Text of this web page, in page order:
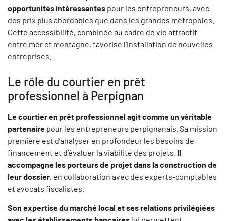
opportunités intéressantes pour les entrepreneurs, avec
des prix plus abordables que dans les grandes métropoles.
Cette accessibilité, combinée au cadre de vie attractif
entre mer et montagne, favorise l’installation de nouvelles
entreprises.
Le rôle du courtier en prêt
professionnel à Perpignan
Le courtier en prêt professionnel agit comme un véritable
partenaire pour les entrepreneurs perpignanais. Sa mission
première est d’analyser en profondeur les besoins de
financement et d’évaluer la viabilité des projets. Il
accompagne les porteurs de projet dans la construction de
leur dossier, en collaboration avec des experts-comptables
et avocats fiscalistes.
Son expertise du marché local et ses relations privilégiées